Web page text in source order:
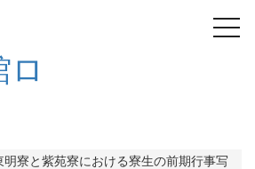
明寮と紫苑寮における寮生の前期行事写